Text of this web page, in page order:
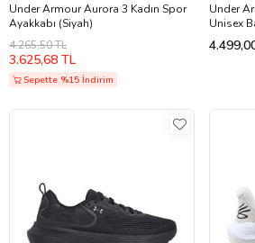
Under Armour Aurora 3 Kadın Spor
Ayakkabı (Siyah)
4.265,50 TL
3.625,68 TL
Sepette %15 İndirim
Under
Unisex